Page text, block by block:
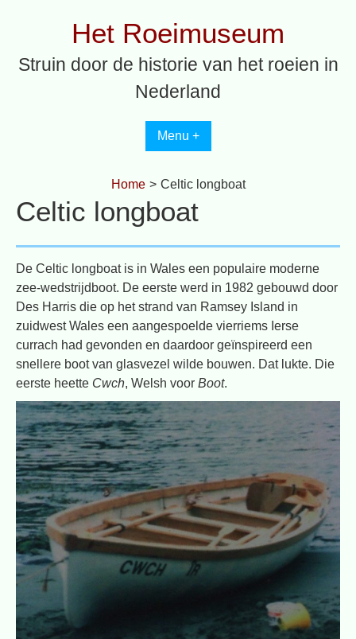
Het Roeimuseum
Struin door de historie van het roeien in
Nederland
Menu +
Home > Celtic longboat
Celtic longboat
De Celtic longboat is in Wales een populaire moderne
zee-wedstrijdboot. De eerste werd in 1982 gebouwd door
Des Harris die op het strand van Ramsey Island in
zuidwest Wales een aangespoelde vierriems Ierse
currach had gevonden en daardoor geïnspireerd een
snellere boot van glasvezel wilde bouwen. Dat lukte. Die
eerste heette Cwch, Welsh voor Boot.